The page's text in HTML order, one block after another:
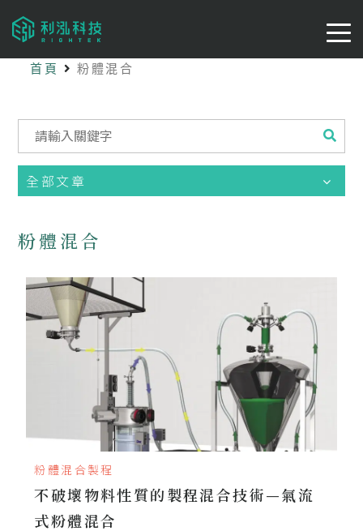
首頁 粉體混合
全部文章
粉體混合
粉體混合製程
不破壞物料性質的製程混合技術—氣流
式粉體混合